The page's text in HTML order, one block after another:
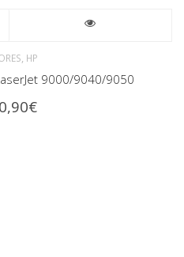
, HP
9000/9040/9050
€